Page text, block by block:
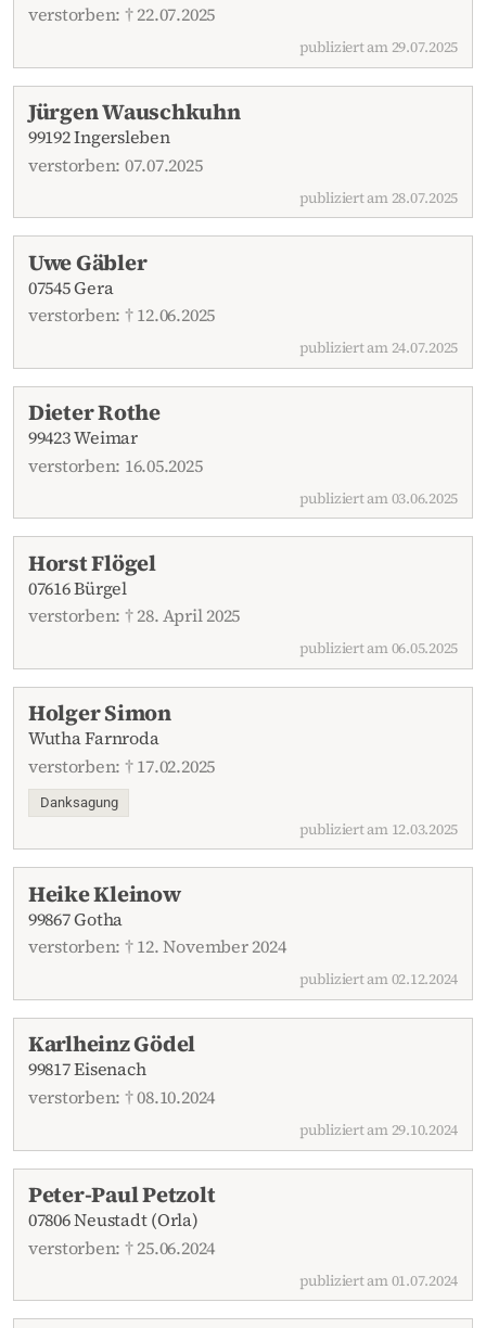
verstorben: † 22.07.2025
publiziert am 29.07.2025
Jürgen Wauschkuhn
99192 Ingersleben
verstorben: 07.07.2025
publiziert am 28.07.2025
Uwe Gäbler
07545 Gera
verstorben: † 12.06.2025
publiziert am 24.07.2025
Dieter Rothe
99423 Weimar
verstorben: 16.05.2025
publiziert am 03.06.2025
Horst Flögel
07616 Bürgel
verstorben: † 28. April 2025
publiziert am 06.05.2025
Holger Simon
Wutha Farnroda
verstorben: † 17.02.2025
Danksagung
publiziert am 12.03.2025
Heike Kleinow
99867 Gotha
verstorben: † 12. November 2024
publiziert am 02.12.2024
Karlheinz Gödel
99817 Eisenach
verstorben: † 08.10.2024
publiziert am 29.10.2024
Peter-Paul Petzolt
07806 Neustadt (Orla)
verstorben: † 25.06.2024
publiziert am 01.07.2024